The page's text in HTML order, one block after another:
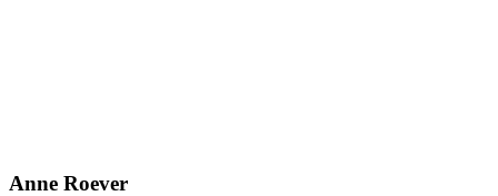
Anne Roever